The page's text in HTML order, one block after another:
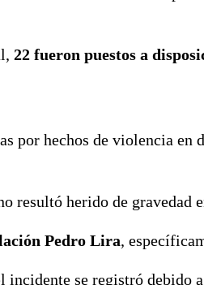
22 fueron puestos a
por hechos de violencia
resultó herido de gravedad
Pedro Lira,
incidente se registró debido